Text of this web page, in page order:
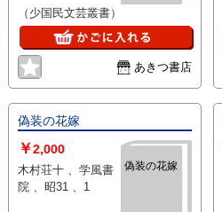
（少国民文芸叢書）
あきつ書店
偽装の花嫁
偽装の花嫁
￥2,000
木村荘十 、学風書
院 、昭31 、1